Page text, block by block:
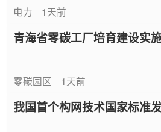
电力 1天前
青海省零碳工厂培育建设实
零碳园区 1天前
我国首个构网技术国家标准